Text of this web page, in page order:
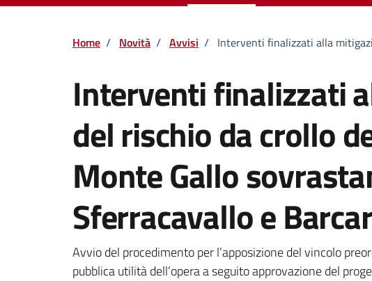
Home / Novità / Avvisi / Interventi finalizzati alla
Interventi finalizzati
del rischio da crollo
Monte Gallo
Sferracavallo e
Dettagli della notizia
Avvio del procedimento per l’apposizione del vincolo
pubblica utilità dell’opera a seguito approvazione del